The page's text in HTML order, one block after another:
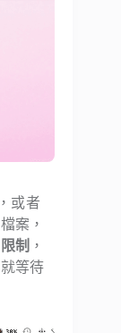
或者
案，
制 ，
等待